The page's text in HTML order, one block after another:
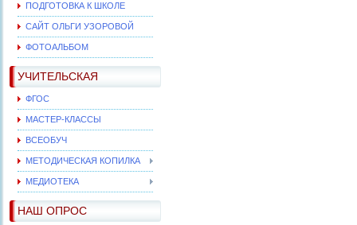
ПОДГОТОВКА К ШКОЛЕ
САЙТ ОЛЬГИ УЗОРОВОЙ
ФОТОАЛЬБОМ
УЧИТЕЛЬСКАЯ
ФГОС
МАСТЕР-КЛАССЫ
ВСЕОБУЧ
МЕТОДИЧЕСКАЯ КОПИЛКА
МЕДИОТЕКА
НАШ ОПРОС